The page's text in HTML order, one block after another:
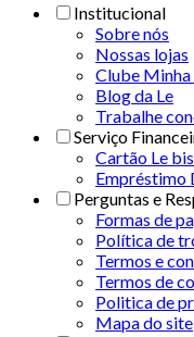
Institucional
Sobre nós
Nossas lojas
Clube Minha
Blog da Le
Trabalhe
Serviço
Cartão Le
Empréstimo
Perguntas e
Formas de
Política de
Termos e
Termos de
Politica de
Mapa do site